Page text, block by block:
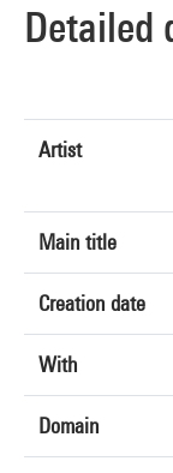
Detailed
Artist
Main title
Creation date
With
Domain